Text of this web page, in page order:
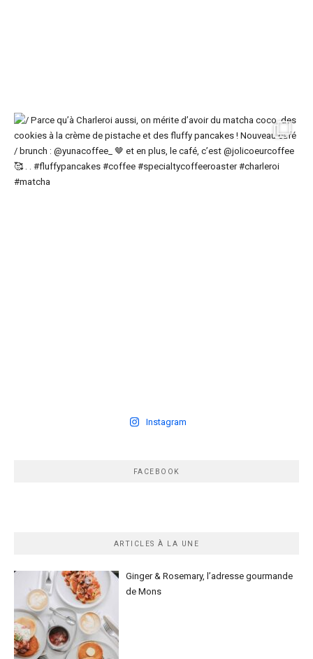
Instagram
FACEBOOK
ARTICLES À LA UNE
Ginger & Rosemary, l’adresse gourmande
de Mons